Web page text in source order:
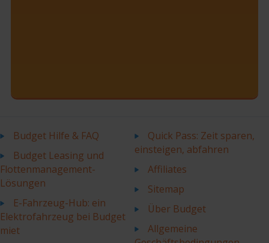
Budget Hilfe & FAQ
Budget Leasing und
Flottenmanagement-
Lösungen
E-Fahrzeug-Hub: ein
Elektrofahrzeug bei Budget
miet
Quick Pass: Zeit sparen,
einsteigen, abfahren
Affiliates
Sitemap
Über Budget
Allgemeine